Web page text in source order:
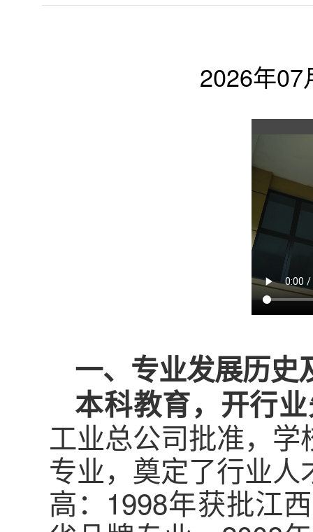
2026年
一、专业发展历史
本科教育，开行
工业总公司批准，
专业，奠定了行业
高：1998年获批江